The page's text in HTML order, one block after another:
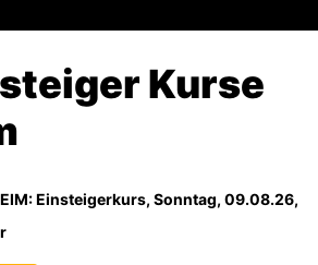
Kurse
Einsteigerkurs, Sonntag, 09.08.26,